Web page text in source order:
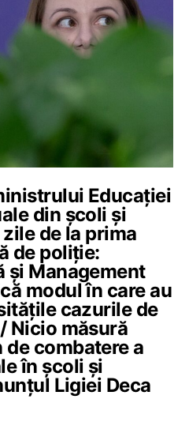
Educației
din școli și
de la prima
de poliție:
și Management
modul în care au
cazurile de
Nicio măsură
combatere a
în școli și
Ligiei Deca